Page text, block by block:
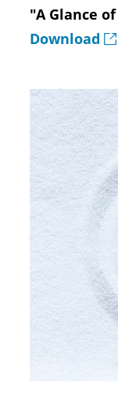
"A Glance
Download